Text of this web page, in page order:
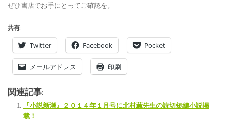
ぜひ書店でお手にとってご確認を。
共有:
Twitter Facebook Pocket
メールアドレス 印刷
関連記事:
『小説新潮』２０１４年１月号に北村薫先生の読切短編小説掲
載！